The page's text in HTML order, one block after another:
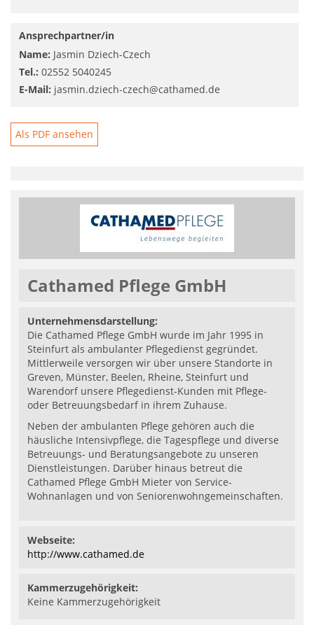
Ansprechpartner/in
Name: Jasmin Dziech-Czech
Tel.: 02552 5040245
E-Mail: jasmin.dziech-czech@cathamed.de
Als PDF ansehen
Cathamed Pflege GmbH
Unternehmensdarstellung:
Die Cathamed Pflege GmbH wurde im Jahr 1995 in
Steinfurt als ambulanter Pflegedienst gegründet.
Mittlerweile versorgen wir über unsere Standorte in
Greven, Münster, Beelen, Rheine, Steinfurt und
Warendorf unsere Pflegedienst-Kunden mit Pflege-
oder Betreuungsbedarf in ihrem Zuhause.
Neben der ambulanten Pflege gehören auch die
häusliche Intensivpflege, die Tagespflege und diverse
Betreuungs- und Beratungsangebote zu unseren
Dienstleistungen. Darüber hinaus betreut die
Cathamed Pflege GmbH Mieter von Service-
Wohnanlagen und von Seniorenwohngemeinschaften.
Webseite:
http://www.cathamed.de
Kammerzugehörigkeit:
Keine Kammerzugehörigkeit